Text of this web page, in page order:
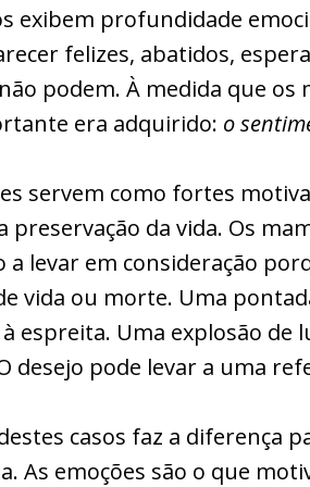
exibem profundidade
felizes, abatidos,
podem. À medida que
era adquirido: o
servem como fortes
preservação da vida. Os
a levar em consideração
vida ou morte. Uma
espreita. Uma explosão de
desejo pode levar a uma
casos faz a diferença
As emoções são o que